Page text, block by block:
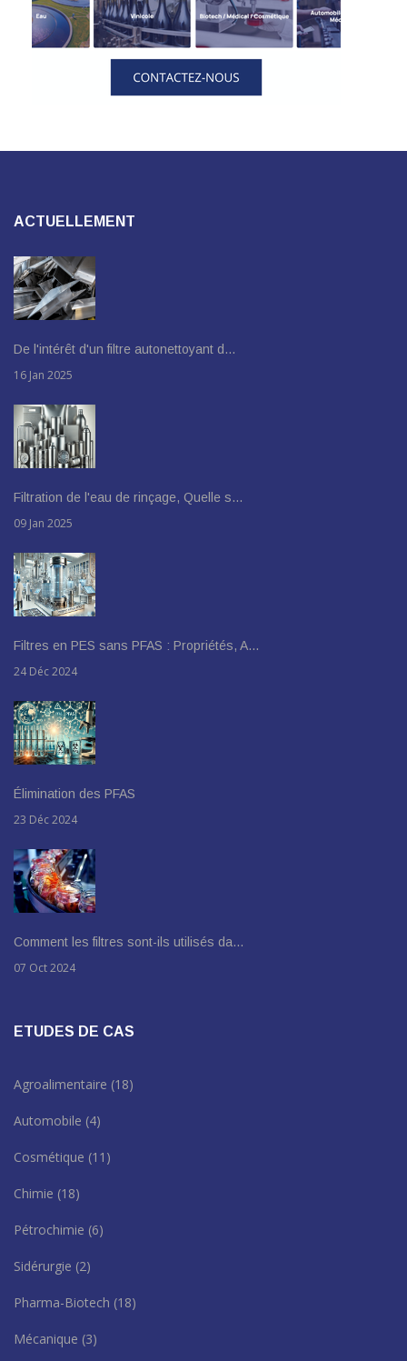
ACTUELLEMENT
De l'intérêt d'un filtre autonettoyant d…
16 Jan 2025
Filtration de l'eau de rinçage, Quelle s…
09 Jan 2025
Filtres en PES sans PFAS : Propriétés, A…
24 Déc 2024
Élimination des PFAS
23 Déc 2024
Comment les filtres sont-ils utilisés da…
07 Oct 2024
ETUDES DE CAS
Agroalimentaire (18)
Automobile (4)
Cosmétique (11)
Chimie (18)
Pétrochimie (6)
Sidérurgie (2)
Pharma-Biotech (18)
Mécanique (3)